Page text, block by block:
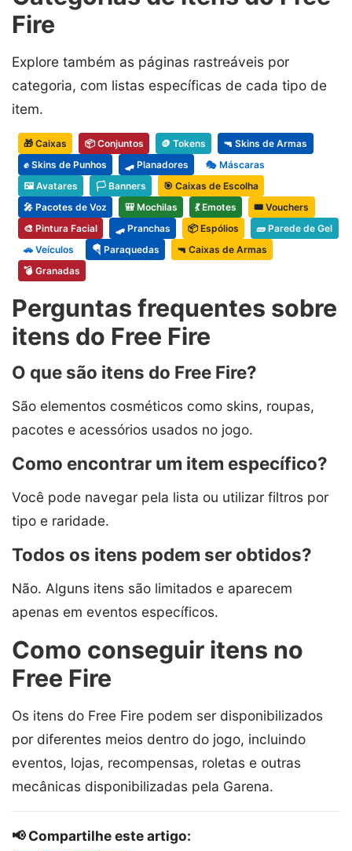
Fire
Explore também as páginas rastreáveis por
categoria, com listas específicas de cada tipo de
item.
🎁 Caixas 📦 Conjuntos 🪙 Tokens
🔫 Skins de Armas
✊ Skins de Punhos
🛹 Planadores
🎭 Máscaras
🖼️ Avatares
🏳️ Banners
🎯 Caixas de Escolha
🎤 Pacotes de Voz
🎒 Mochilas 💃 Emotes
🎟️ Vouchers
🎨 Pintura Facial
🛹 Pranchas 📦 Espólios
🧱 Parede de Gel
🚗 Veículos
🪂 Paraquedas
🔫 Caixas de Armas
💣 Granadas
Perguntas frequentes sobre
itens do Free Fire
O que são itens do Free Fire?
São elementos cosméticos como skins, roupas,
pacotes e acessórios usados no jogo.
Como encontrar um item específico?
Você pode navegar pela lista ou utilizar filtros por
tipo e raridade.
Todos os itens podem ser obtidos?
Não. Alguns itens são limitados e aparecem
apenas em eventos específicos.
Como conseguir itens no
Free Fire
Os itens do Free Fire podem ser disponibilizados
por diferentes meios dentro do jogo, incluindo
eventos, lojas, recompensas, roletas e outras
mecânicas disponibilizadas pela Garena.
📢 Compartilhe este artigo: